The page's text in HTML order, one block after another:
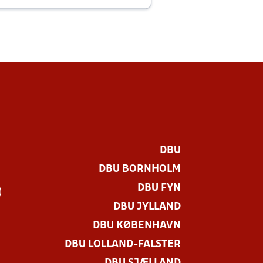
DBU
DBU BORNHOLM
DBU FYN
DBU JYLLAND
DBU KØBENHAVN
DBU LOLLAND-FALSTER